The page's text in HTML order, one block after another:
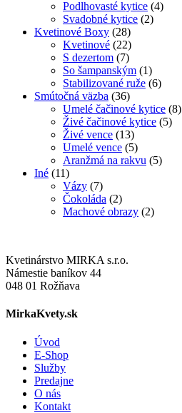
Podlhovasté kytice (4)
Svadobné kytice (2)
Kvetinové Boxy (28)
Kvetinové (22)
S dezertom (7)
So šampanským (1)
Stabilizované ruže (6)
Smútočná väzba (36)
Umelé čačinové kytice (8)
Živé čačinové kytice (5)
Živé vence (13)
Umelé vence (5)
Aranžmá na rakvu (5)
Iné (11)
Vázy (7)
Čokoláda (2)
Machové obrazy (2)
Kvetinárstvo MIRKA s.r.o.
Námestie baníkov 44
048 01 Rožňava
MirkaKvety.sk
Úvod
E-Shop
Služby
Predajne
O nás
Kontakt